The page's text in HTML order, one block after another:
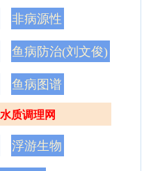
非病源性
鱼病防治(刘文俊)
鱼病图谱
水质调理网
浮游生物